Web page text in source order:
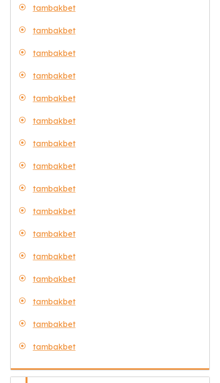
tambakbet
tambakbet
tambakbet
tambakbet
tambakbet
tambakbet
tambakbet
tambakbet
tambakbet
tambakbet
tambakbet
tambakbet
tambakbet
tambakbet
tambakbet
tambakbet